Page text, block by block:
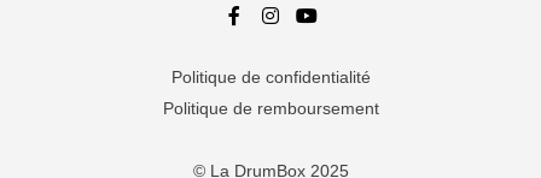
Politique de confidentialité
Politique de remboursement
© La DrumBox 2025